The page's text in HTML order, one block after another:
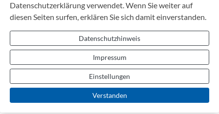
Datenschutzerklärung verwendet. Wenn Sie weiter auf
diesen Seiten surfen, erklären Sie sich damit einverstanden.
Datenschutzhinweis
Impressum
Einstellungen
Verstanden
Mo:
09:00 - 12:00 Uhr
Di:
09:00 - 12:00 Uhr
13:00 - 18:00 Uhr
09:00 - 12:00 Uhr
13:00 - 16:00 Uhr